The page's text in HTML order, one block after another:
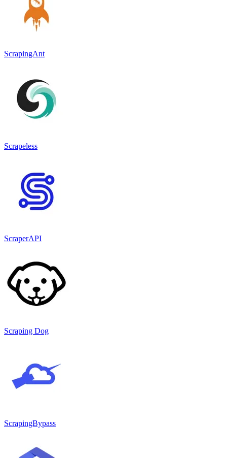
ScrapingAnt
Scrapeless
ScraperAPI
Scraping Dog
ScrapingBypass